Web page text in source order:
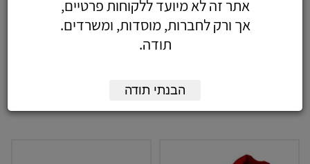
8.61כולל מע"מ 10.15כולל מע"מ
אתר זה לא מיועד ללקוחות פרטיים,
אך ורק לחברות, מוסדות, ומשרדים.
תודה.
הבנתי תודה